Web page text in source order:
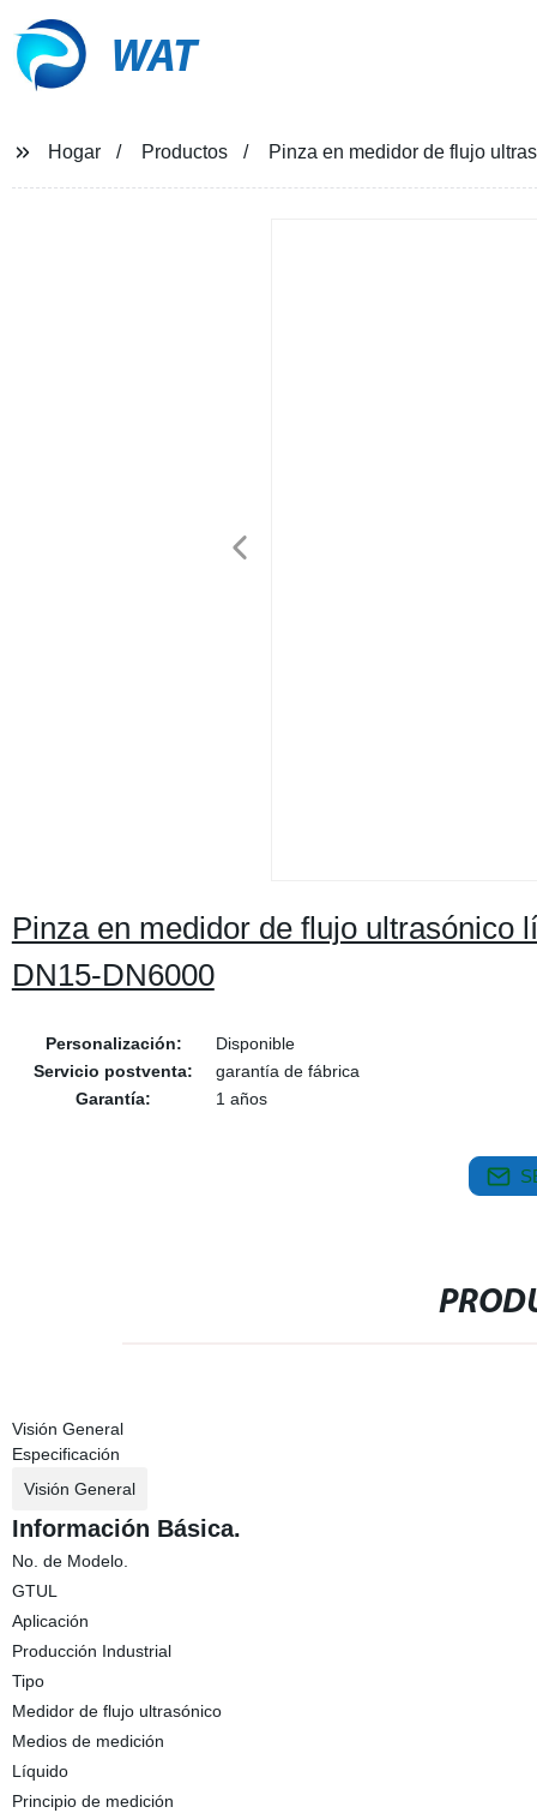
WAT
Hogar Productos Pinza en medidor de flujo
Pinza en medidor de flujo ultrasónico
DN15-DN6000
Personalización:
Disponible
Servicio postventa:
garantía de fábrica
Garantía:
1 años
Visión General
Especificación
Visión General
Información Básica.
No. de Modelo.
GTUL
Aplicación
Producción Industrial
Tipo
Medidor de flujo ultrasónico
Medios de medición
Líquido
Principio de medición